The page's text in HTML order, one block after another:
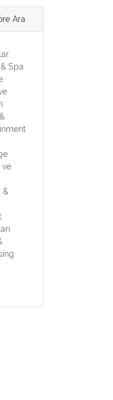
Ara
Spa
ve
&